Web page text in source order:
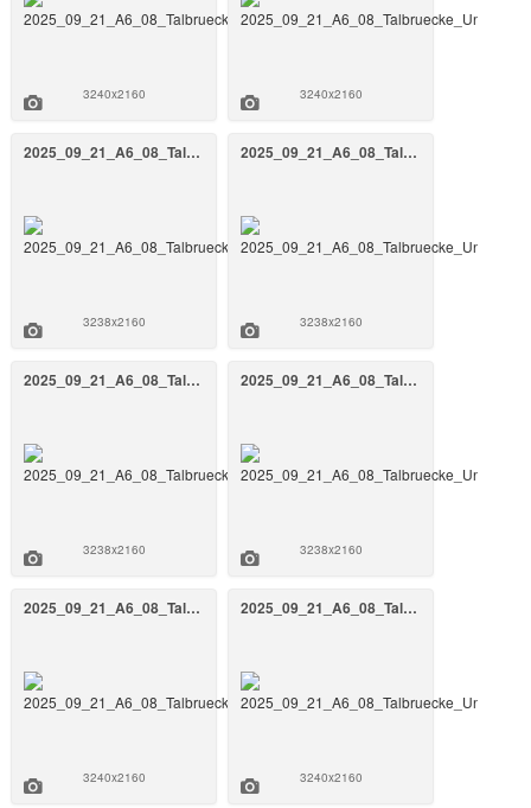
3240x2160 3240x2160
2025_09_21_A6_08_Talbruecke_Unterrieden_BW_808a_September_2025_32_FrankenAir.jpg
3238x2160
2025_09_21_A6_08_Talbruecke_Unterrieden_BW_808a_September_2025_31_FrankenAir.jpg
3238x2160
2025_09_21_A6_08_Talbruecke_Unterrieden_BW_808a_September_2025_30_FrankenAir.jpg
3238x2160
2025_09_21_A6_08_Talbruecke_Unterrieden_BW_808a_September_2025_29_FrankenAir.jpg
3238x2160
2025_09_21_A6_08_Talbruecke_Unterrieden_BW_808a_September_2025_28_FrankenAir.jpg
3240x2160
2025_09_21_A6_08_Talbruecke_Unterrieden_BW_808a_September_2025_26_FrankenAir.jpg
3240x2160